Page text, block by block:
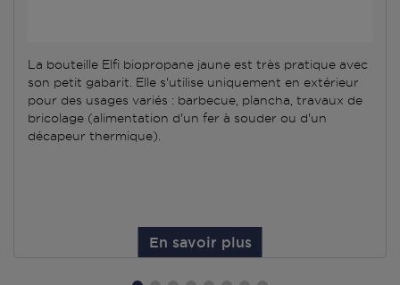
La bouteille Elfi biopropane jaune est très pratique avec
son petit gabarit. Elle s'utilise uniquement en extérieur
pour des usages variés : barbecue, plancha, travaux de
bricolage (alimentation d'un fer à souder ou d'un
décapeur thermique).
En savoir plus